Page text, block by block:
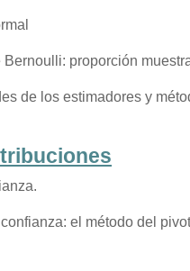
proporción
de los estimadores y
el método del